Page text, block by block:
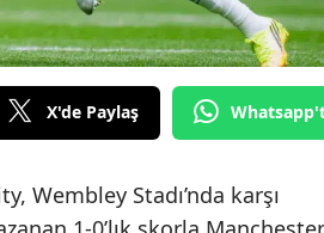
X'de Paylaş
Wembley Stadı’nda karşı